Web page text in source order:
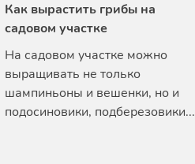
Как вырастить грибы на
садовом участке
На садовом участке можно
выращивать не только
шампиньоны и вешенки, но и
подосиновики, подберезовики...